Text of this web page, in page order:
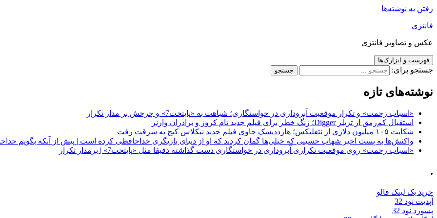
رفتن به نوشته‌ها
فانتزی
عکس و تصاویر فانتزی
فهرست و ابزارک‌ها
جستجو برای:
نوشته‌های تازه
«اسباب زحمت» و تکرار موقعیت آبروداری در خواستگاری؛ شباهت به «پایتخت7» و چرخش بر مدار تکرار
استقبال کم‌رمق از تریلر Digger؛ زنگ خطر برای فیلم جدید تام کروز و برادران وارنر
شکایت ۱۰۵ میلیون دلاری از نتفلیکس؛ هارددیسک حاوی فیلم جدید نیکلاس کیج به سرقت رفت
واکنش‌ها به پست اخیر شهاب حسینی که خیلی‌ها گمان کردند که او از دنیای بازیگری خداحافظی کرده است | پیش از آنکه بگویم
«اسباب زحمت» روی موقعیت تکراری آبروداری در خواستگاری دست گذاشته دقیقا مثل «پایتخت7» | برمدار تکرار
.
خرید بک لینک فالو
آپدیت نود 32
پسورد نود 32